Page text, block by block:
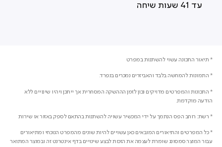
עד 41 שעות שיחה
* תיאור התכונה עשוי להשתנות במפרט
* התמונות להמחשה בלבד והאביזרים נמכרים בנפרד.
* התכונות והמפרטים מדויקים נכון לזמן הההשקה המסחרית אך ייתכן ויהיו שינויים ללא
הודעה מוקדמת.
* רשת: רוחב הפס הנתמך על ידי המכשיר עשויה להשתנות בהתאם לספק באזור או שירות
* כל המפרטים והתיאורים המובאים כאן עשויים להיות שונים מהמפרט הנוכחי ומתיאורים
עבור המוצר.סמסונג שומרת לעצמה את הזכות לבצע שינויים בדף אינטרנט זה ובמוצר המתואר